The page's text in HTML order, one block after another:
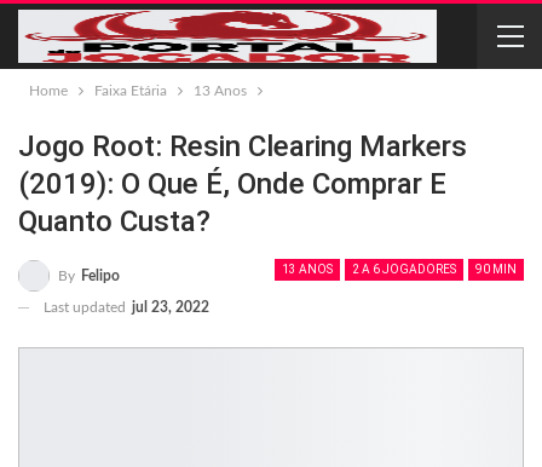
Home Faixa Etária 13 Anos
Jogo Root: Resin Clearing Markers
(2019): O Que É, Onde Comprar E
Quanto Custa?
13 ANOS 2 A 6 JOGADORES 90 MIN
By Felipo
Last updated jul 23, 2022